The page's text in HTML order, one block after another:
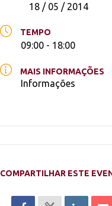
18 / 05 / 2014
TEMPO
09:00 - 18:00
MAIS INFORMAÇÕES
Informações
COMPARTILHAR ESTE